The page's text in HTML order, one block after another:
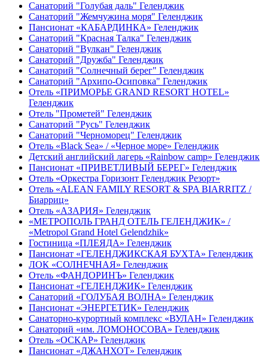
Санаторий "Голубая даль" Геленджик
Санаторий "Жемчужина моря" Геленджик
Пансионат «КАБАРДИНКА» Геленджик
Санаторий "Красная Талка" Геленджик
Санаторий "Вулкан" Геленджик
Санаторий "Дружба" Геленджик
Санаторий "Солнечный берег" Геленджик
Санаторий "Архипо-Осиповка" Геленджик
Отель «ПРИМОРЬЕ GRAND RESORT HOTEL»
Геленджик
Отель "Прометей" Геленджик
Санаторий "Русь" Геленджик
Санаторий "Черноморец" Геленджик
Отель «Black Sea» / «Черное море» Геленджик
Детский английский лагерь «Rainbow camp» Геленджик
Пансионат «ПРИВЕТЛИВЫЙ БЕРЕГ» Геленджик
Отель «Оркестра Горизонт Геленджик Резорт»
Отель «ALEAN FAMILY RESORT & SPA BIARRITZ /
Биарриц»
Отель «АЗАРИЯ» Геленджик
«МЕТРОПОЛЬ ГРАНД ОТЕЛЬ ГЕЛЕНДЖИК» /
«Metropol Grand Hotel Gelendzhik»
Гостиница «ПЛЕЯДА» Геленджик
Пансионат «ГЕЛЕНДЖИКСКАЯ БУХТА» Геленджик
ЛОК «СОЛНЕЧНАЯ» Геленджик
Отель «ФАНДОРИНЪ» Геленджик
Пансионат «ГЕЛЕНДЖИК» Геленджик
Санаторий «ГОЛУБАЯ ВОЛНА» Геленджик
Пансионат «ЭНЕРГЕТИК» Геленджик
Санаторно-курортный комплекс «ВУЛАН» Геленджик
Санаторий «им. ЛОМОНОСОВА» Геленджик
Отель «ОСКАР» Геленджик
Пансионат «ДЖАНХОТ» Геленджик